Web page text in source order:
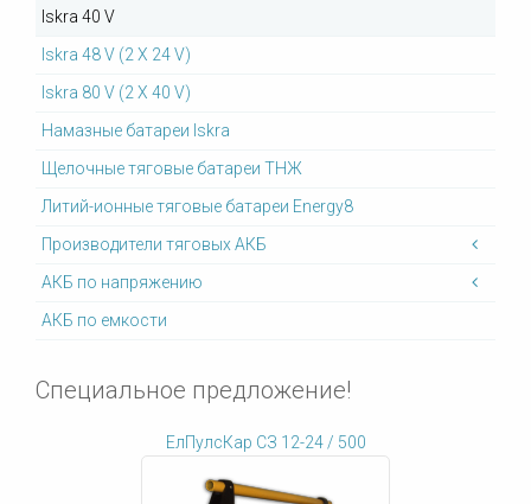
Iskra 40 V
Iskra 48 V (2 X 24 V)
Iskra 80 V (2 X 40 V)
Намазные батареи Iskra
Щелочные тяговые батареи ТНЖ
Литий-ионные тяговые батареи Energy8
Производители тяговых АКБ
АКБ по напряжению
АКБ по емкости
Специальное предложение!
ЕлПулсКар СЗ 12-24 / 500